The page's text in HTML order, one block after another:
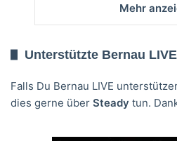
Mehr
Unterstützte Bernau LIVE
Falls Du Bernau LIVE
dies gerne über Steady tun.